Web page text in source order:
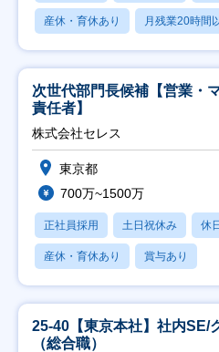
産休・育休あり 月残業20時間
次世代部門長候補【営業・
責任者】
株式会社セレス
東京都
700万~1500万
正社員採用 土日祝休み 休
産休・育休あり 賞与あり
25-40【東京本社】社内SE/
（総合職）